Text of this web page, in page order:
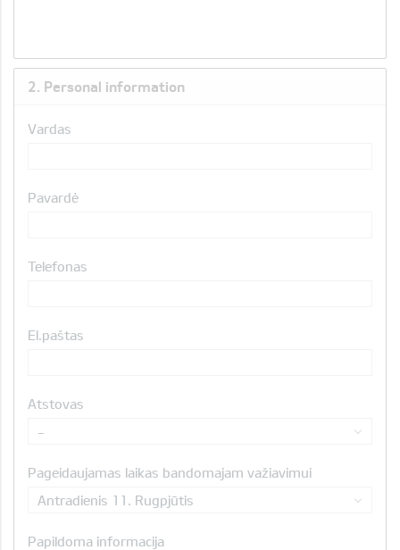
2. Personal information
Vardas
Pavardė
Telefonas
El.paštas
Atstovas
-
Pageidaujamas laikas bandomajam važiavimui
Antradienis 11. Rugpjūtis
Papildoma informacija